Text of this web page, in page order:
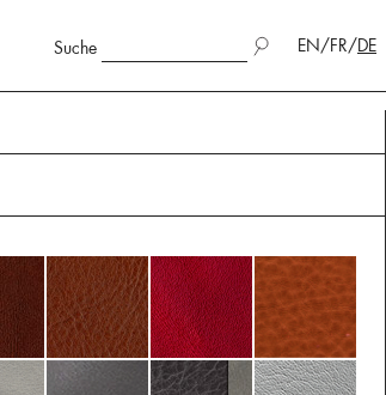
Suche EN/FR/DE